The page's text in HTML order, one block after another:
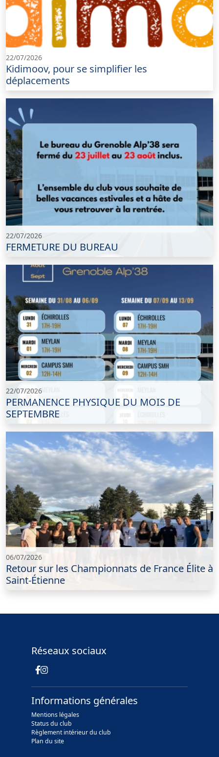
22/07/2026
Kidimoov, pour se simplifier les
déplacements
22/07/2026
FERMETURE DU BUREAU
22/07/2026
PERMANENCE PHYSIQUE DU MOIS DE
SEPTEMBRE
06/07/2026
Retour sur les Championnats de France Élite à
Saint-Étienne
Réseaux sociaux
Informations générales
Mentions légales
Status du club
Règlement intérieur du club
Plan du site